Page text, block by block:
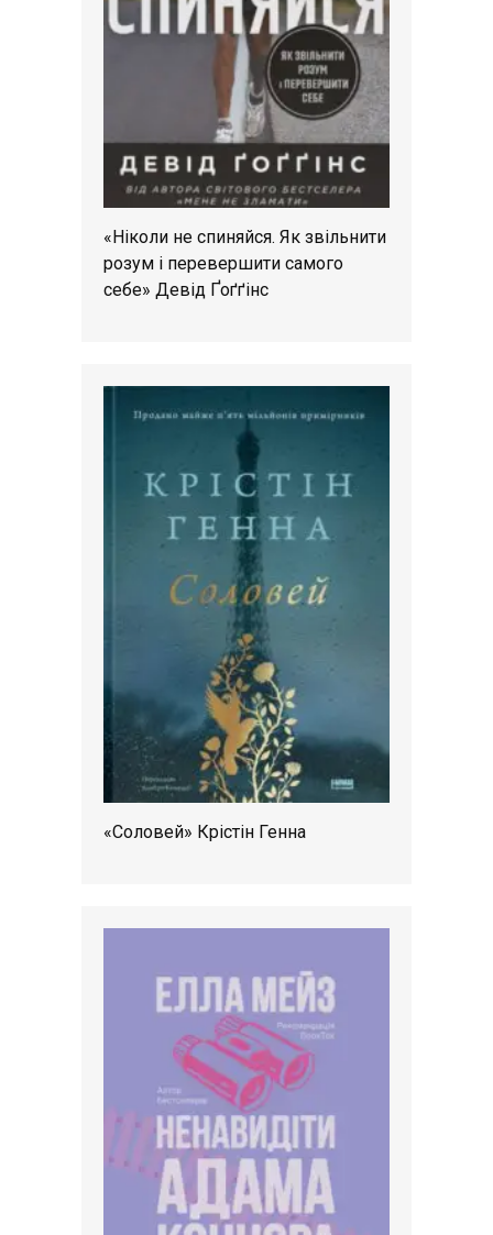
«Ніколи не спиняйся. Як звільнити
розум і перевершити самого
себе» Девід Ґоґґінс
«Соловей» Крістін Генна